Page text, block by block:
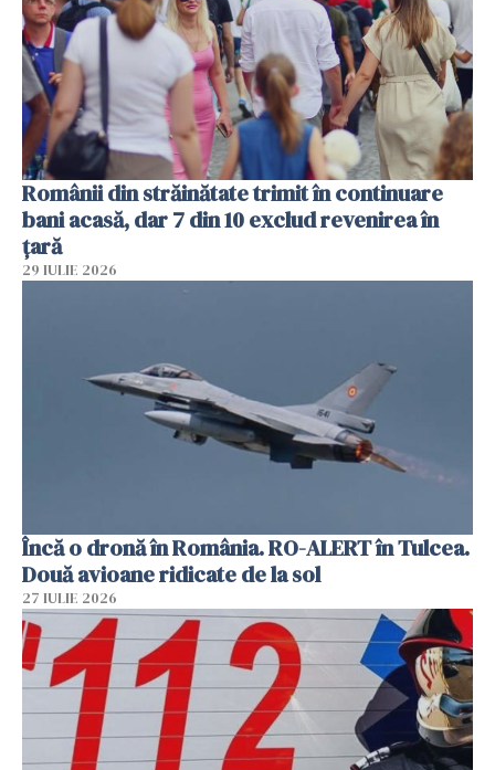
Românii din străinătate trimit în continuare
bani acasă, dar 7 din 10 exclud revenirea în
țară
29 IULIE 2026
Încă o dronă în România. RO-ALERT în Tulcea.
Două avioane ridicate de la sol
27 IULIE 2026